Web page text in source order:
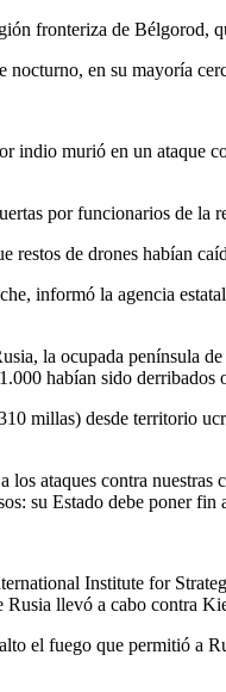
fronteriza de Bélgorod,
en su mayoría
indio murió en un ataque
por funcionarios de
de drones habían
informó la agencia
la ocupada
habían sido derribados
millas) desde territorio
ataques contra
su Estado debe poner fin
Institute for
Rusia llevó a cabo contra
el fuego que permitió